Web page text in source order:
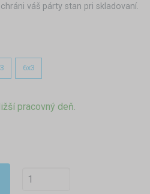
váš párty stan pri skladovaní.
6x3
pracovný deň.